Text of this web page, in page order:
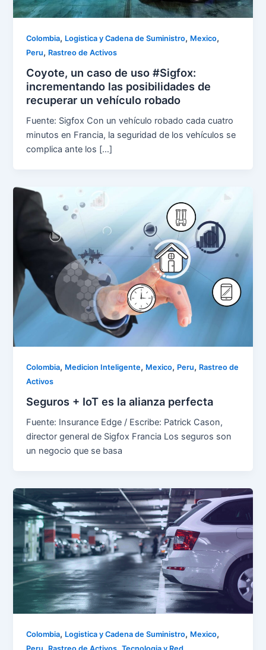
Colombia, Logistica y Cadena de Suministro, Mexico,
Peru, Rastreo de Activos
Coyote, un caso de uso #Sigfox:
incrementando las posibilidades de
recuperar un vehículo robado
Fuente: Sigfox Con un vehículo robado cada cuatro
minutos en Francia, la seguridad de los vehículos se
complica ante los […]
Colombia, Medicion Inteligente, Mexico, Peru, Rastreo de
Activos
Seguros + IoT es la alianza perfecta
Fuente: Insurance Edge / Escribe: Patrick Cason,
director general de Sigfox Francia Los seguros son
un negocio que se basa
Colombia, Logistica y Cadena de Suministro, Mexico,